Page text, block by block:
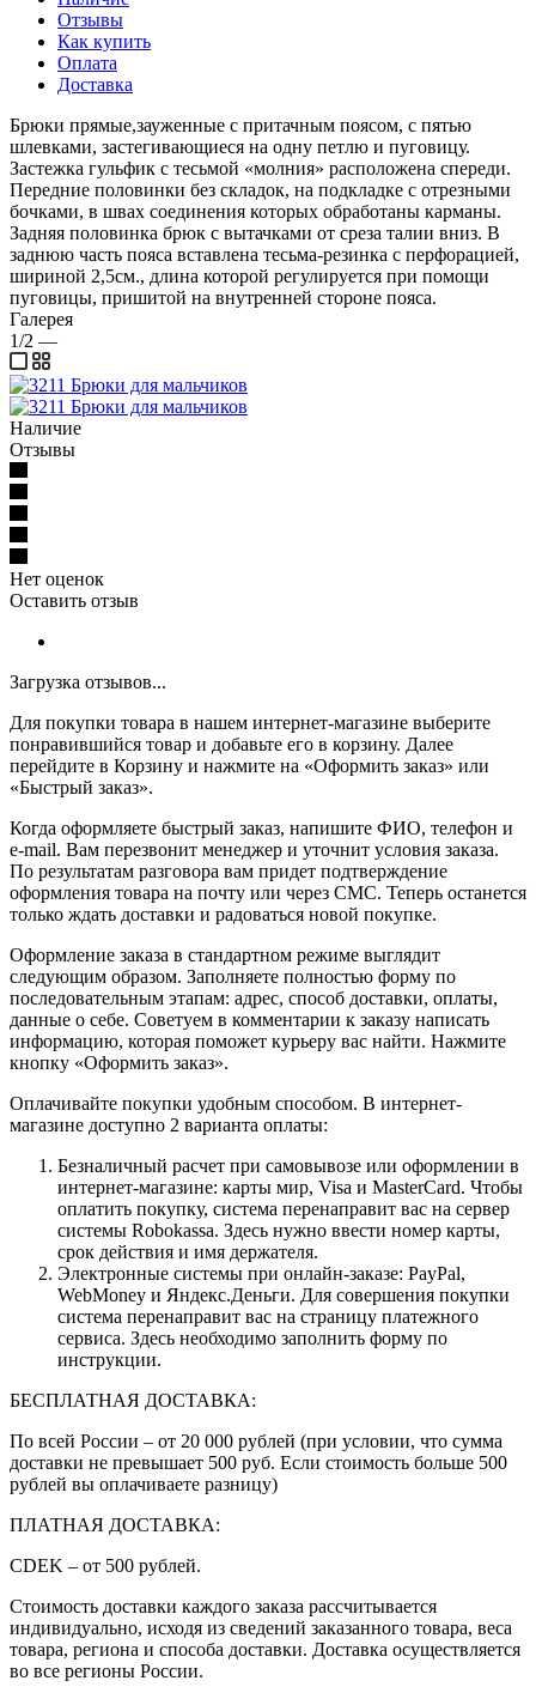
Отзывы
Как купить
Оплата
Доставка
Брюки прямые,зауженные с притачным поясом, с пятью
шлевками, застегивающиеся на одну петлю и пуговицу.
Застежка гульфик с тесьмой «молния» расположена спереди.
Передние половинки без складок, на подкладке с отрезными
бочками, в швах соединения которых обработаны карманы.
Задняя половинка брюк с вытачками от среза талии вниз. В
заднюю часть пояса вставлена тесьма-резинка с перфорацией,
шириной 2,5см., длина которой регулируется при помощи
пуговицы, пришитой на внутренней стороне пояса.
Галерея
1/2 —
Наличие
Отзывы
Нет оценок
Оставить отзыв
Загрузка отзывов...
Для покупки товара в нашем интернет-магазине выберите
понравившийся товар и добавьте его в корзину. Далее
перейдите в Корзину и нажмите на «Оформить заказ» или
«Быстрый заказ».
Когда оформляете быстрый заказ, напишите ФИО, телефон и
e-mail. Вам перезвонит менеджер и уточнит условия заказа.
По результатам разговора вам придет подтверждение
оформления товара на почту или через СМС. Теперь останется
только ждать доставки и радоваться новой покупке.
Оформление заказа в стандартном режиме выглядит
следующим образом. Заполняете полностью форму по
последовательным этапам: адрес, способ доставки, оплаты,
данные о себе. Советуем в комментарии к заказу написать
информацию, которая поможет курьеру вас найти. Нажмите
кнопку «Оформить заказ».
Оплачивайте покупки удобным способом. В интернет-
магазине доступно 2 варианта оплаты:
Безналичный расчет при самовывозе или оформлении в
интернет-магазине: карты мир, Visa и MasterCard. Чтобы
оплатить покупку, система перенаправит вас на сервер
системы Robokassa. Здесь нужно ввести номер карты,
срок действия и имя держателя.
Электронные системы при онлайн-заказе: PayPal,
WebMoney и Яндекс.Деньги. Для совершения покупки
система перенаправит вас на страницу платежного
сервиса. Здесь необходимо заполнить форму по
инструкции.
БЕСПЛАТНАЯ ДОСТАВКА:
По всей России – от 20 000 рублей (при условии, что сумма
доставки не превышает 500 руб. Если стоимость больше 500
рублей вы оплачиваете разницу)
ПЛАТНАЯ ДОСТАВКА:
CDEK – от 500 рублей.
Стоимость доставки каждого заказа рассчитывается
индивидуально, исходя из сведений заказанного товара, веса
товара, региона и способа доставки. Доставка осуществляется
во все регионы России.